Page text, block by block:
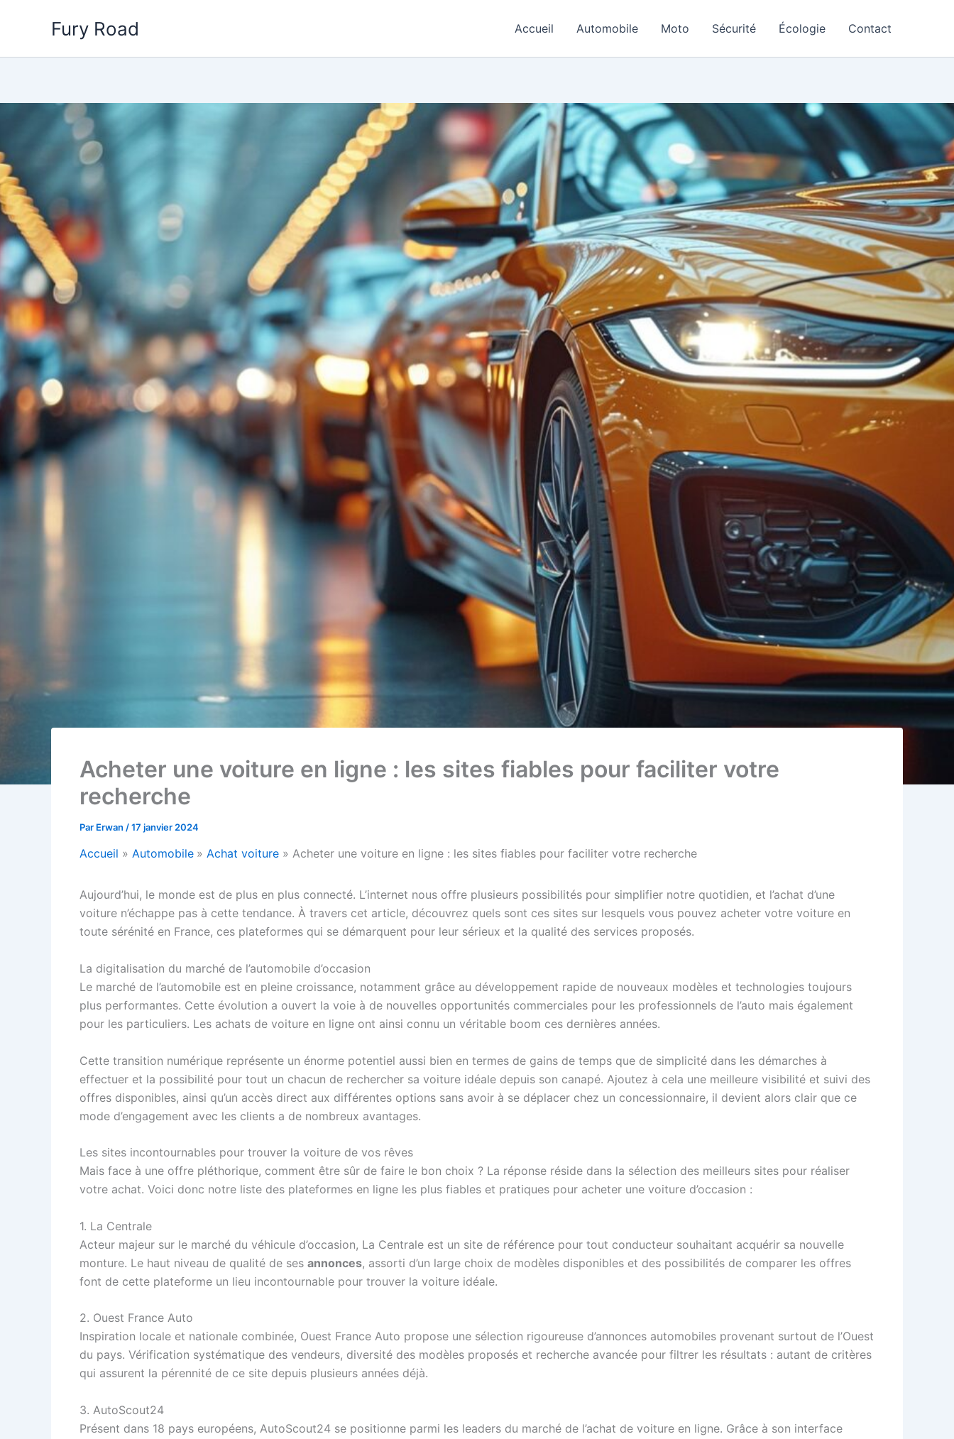
Fury Road Accueil Automobile Moto Sécurité Écologie Contact
Acheter une voiture en ligne : les sites fiables pour faciliter votre
recherche
Par Erwan /17 janvier 2024
Accueil Automobile Achat voiture Acheter une voiture en ligne : les sites fiables pour faciliter votre recherche
Aujourd’hui, le monde est de plus en plus connecté. L’internet nous offre plusieurs possibilités pour simplifier notre quotidien, et l’achat d’une
voiture n’échappe pas à cette tendance. À travers cet article, découvrez quels sont ces sites sur lesquels vous pouvez acheter votre voiture en
toute sérénité en France, ces plateformes qui se démarquent pour leur sérieux et la qualité des services proposés.
La digitalisation du marché de l’automobile d’occasion
Le marché de l’automobile est en pleine croissance, notamment grâce au développement rapide de nouveaux modèles et technologies toujours
plus performantes. Cette évolution a ouvert la voie à de nouvelles opportunités commerciales pour les professionnels de l’auto mais également
pour les particuliers. Les achats de voiture en ligne ont ainsi connu un véritable boom ces dernières années.
Cette transition numérique représente un énorme potentiel aussi bien en termes de gains de temps que de simplicité dans les démarches à
effectuer et la possibilité pour tout un chacun de rechercher sa voiture idéale depuis son canapé. Ajoutez à cela une meilleure visibilité et suivi des
offres disponibles, ainsi qu’un accès direct aux différentes options sans avoir à se déplacer chez un concessionnaire, il devient alors clair que ce
mode d’engagement avec les clients a de nombreux avantages.
Les sites incontournables pour trouver la voiture de vos rêves
Mais face à une offre pléthorique, comment être sûr de faire le bon choix ? La réponse réside dans la sélection des meilleurs sites pour réaliser
votre achat. Voici donc notre liste des plateformes en ligne les plus fiables et pratiques pour acheter une voiture d’occasion :
1. La Centrale
Acteur majeur sur le marché du véhicule d’occasion, La Centrale est un site de référence pour tout conducteur souhaitant acquérir sa nouvelle
monture. Le haut niveau de qualité de ses annonces, assorti d’un large choix de modèles disponibles et des possibilités de comparer les offres
font de cette plateforme un lieu incontournable pour trouver la voiture idéale.
2. Ouest France Auto
Inspiration locale et nationale combinée, Ouest France Auto propose une sélection rigoureuse d’annonces automobiles provenant surtout de l’Ouest
du pays. Vérification systématique des vendeurs, diversité des modèles proposés et recherche avancée pour filtrer les résultats : autant de critères
qui assurent la pérennité de ce site depuis plusieurs années déjà.
3. AutoScout24
Présent dans 18 pays européens, AutoScout24 se positionne parmi les leaders du marché de l’achat de voiture en ligne. Grâce à son interface